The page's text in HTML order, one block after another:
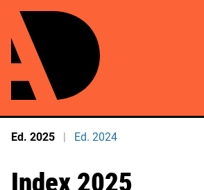
Ed. 2025 Ed. 2024
Index 2025